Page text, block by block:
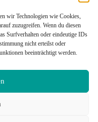
wir Technologien wie Cookies,
zuzugreifen. Wenn du diesen
Surfverhalten oder eindeutige IDs
nicht erteilst oder
beeinträchtigt werden.